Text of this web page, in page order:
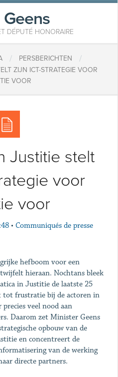
DÉPUTÉ HONORAIRE
/ PERSBERICHTEN /
ZIJN ICT-STRATEGIE VOOR
VOOR
Justitie stelt
voor
voor
• Communiqués de presse
hefboom voor een
hieraan. Nochtans bleek
in Justitie de laatste 25
tot frustratie bij de actoren in
veel nood aan
Daarom zet Minister Geens
opbouw van de
en concentreert de
van de werking
directe partners.